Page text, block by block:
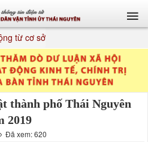
từ cơ sở
thành phố Thái Nguyên
2019
Đã xem: 620